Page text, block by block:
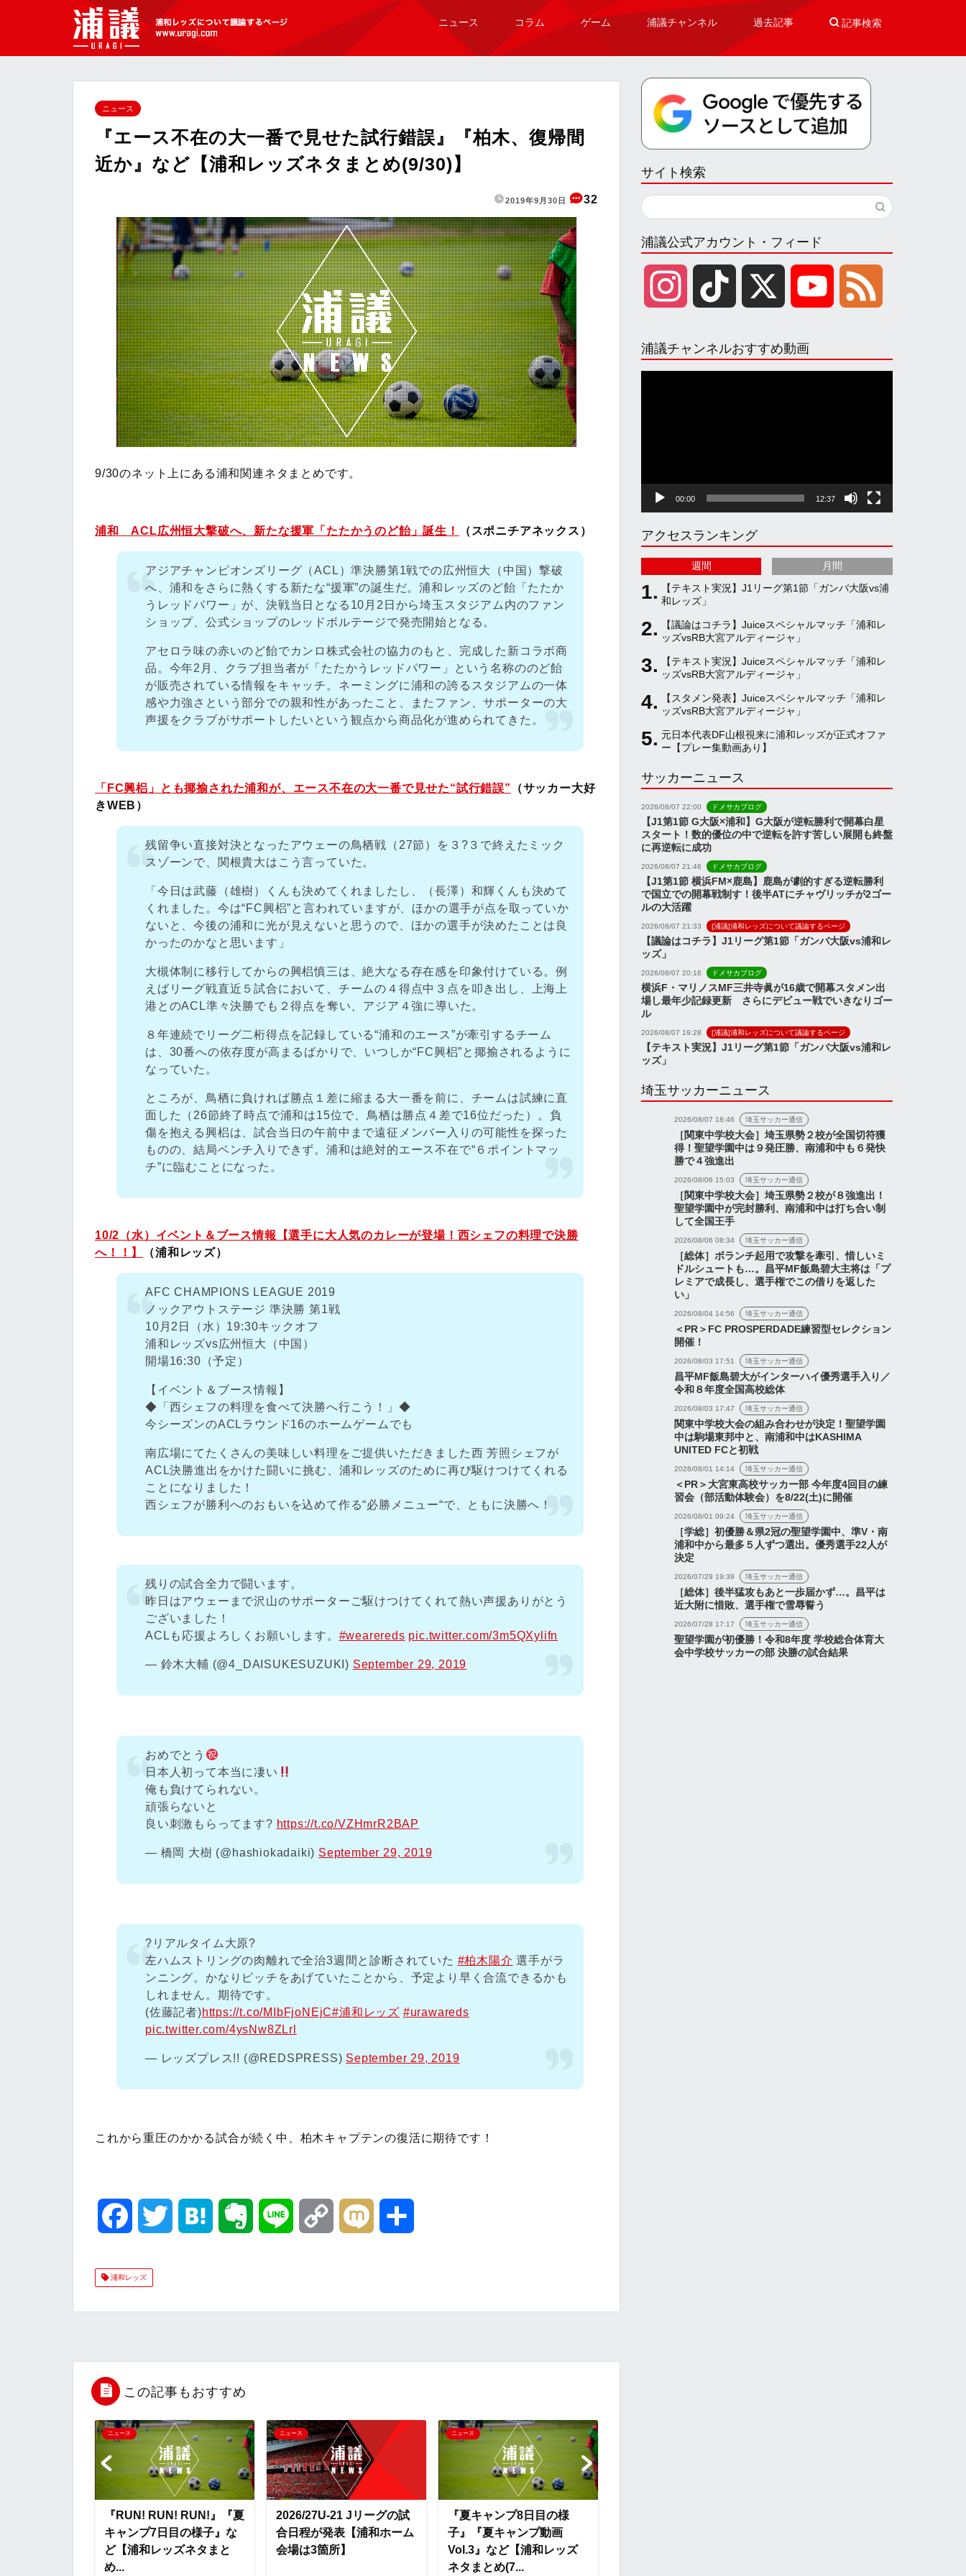
[浦議]浦和レッズについて議論するペ
ニュース コラム ゲーム 浦議チャンネル 過去記事  記事検索
ニュース
『エース不在の大一番で見せた試行錯誤』『柏木、復帰間
近か』など【浦和レッズネタまとめ(9/30)】
2019年9月30日 32
9/30のネット上にある浦和関連ネタまとめです。
浦和 ACL広州恒大撃破へ、新たな援軍「たたかうのど飴」誕生！ （スポニチアネックス）
アジアチャンピオンズリーグ（ACL）準決勝第1戦での広州恒大（中国）撃破
へ、浦和をさらに熱くする新たな“援軍”の誕生だ。浦和レッズのど飴「たたか
うレッドパワー」が、決戦当日となる10月2日から埼玉スタジアム内のファン
ショップ、公式ショップのレッドボルテージで発売開始となる。
アセロラ味の赤いのど飴でカンロ株式会社の協力のもと、完成した新コラボ商
品。今年2月、クラブ担当者が「たたかうレッドパワー」という名称ののど飴
が販売されている情報をキャッチ。ネーミングに浦和の誇るスタジアムの一体
感や力強さという部分での親和性があったこと、またファン、サポーターの大
声援をクラブがサポートしたいという観点から商品化が進められてきた。
「FC興梠」とも揶揄された浦和が、エース不在の大一番で見せた“試行錯誤”
（サッカー大好
きWEB）
残留争い直接対決となったアウェーの鳥栖戦（27節）を３?３で終えたミック
スゾーンで、関根貴大はこう言っていた。
「今日は武藤（雄樹）くんも決めてくれましたし、（長澤）和輝くんも決めて
くれました。今は“FC興梠”と言われていますが、ほかの選手が点を取っていか
ないと、今後の浦和に光が見えないと思うので、ほかの選手が決めたことは良
かったのかなと思います」
大槻体制に移行してからの興梠慎三は、絶大なる存在感を印象付けている。例
えばリーグ戦直近５試合において、チームの４得点中３点を叩き出し、上海上
港とのACL準々決勝でも２得点を奪い、アジア４強に導いた。
８年連続でリーグ二桁得点を記録している“浦和のエース”が牽引するチーム
は、30番への依存度が高まるばかりで、いつしか“FC興梠”と揶揄されるように
なっていた。
ところが、鳥栖に負ければ勝点１差に縮まる大一番を前に、チームは試練に直
面した（26節終了時点で浦和は15位で、鳥栖は勝点４差で16位だった）。負
傷を抱える興梠は、試合当日の午前中まで遠征メンバー入りの可能性を探った
ものの、結局ベンチ入りできず。浦和は絶対的エース不在で“６ポイントマッ
チ”に臨むことになった。
10/2（水）イベント＆ブース情報【選手に大人気のカレーが登場！西シェフの料理で決勝
へ！！】
（浦和レッズ）
AFC CHAMPIONS LEAGUE 2019
ノックアウトステージ 準決勝 第1戦
10月2日（水）19:30キックオフ
浦和レッズvs広州恒大（中国）
開場16:30（予定）
【イベント＆ブース情報】
◆「西シェフの料理を食べて決勝へ行こう！」◆
今シーズンのACLラウンド16のホームゲームでも
南広場にてたくさんの美味しい料理をご提供いただきました西 芳照シェフが
ACL決勝進出をかけた闘いに挑む、浦和レッズのために再び駆けつけてくれる
ことになりました！
西シェフが勝利へのおもいを込めて作る“必勝メニュー“で、ともに決勝へ！
残りの試合全力で闘います。
昨日はアウェーまで沢山のサポーターご駆けつけてくれて熱い声援ありがとう
ございました！
ACLも応援よろしくお願いします。 #wearereds pic.twitter.com/3m5QXylifn
— 鈴木大輔 (@4_DAISUKESUZUKI) September 29, 2019
おめでとう
日本人初って本当に凄い
俺も負けてられない。
頑張らないと
良い刺激もらってます? https://t.co/VZHmrR2BAP
— 橋岡 大樹 (@hashiokadaiki) September 29, 2019
?リアルタイム大原?
左ハムストリングの肉離れで全治3週間と診断されていた #柏木陽介 選手がラ
ンニング。かなりピッチをあげていたことから、予定より早く合流できるかも
しれません。期待です。
(佐藤記者)https://t.co/MIbFjoNEjC#浦和レッズ #urawareds
pic.twitter.com/4ysNw8ZLrl
— レッズプレス!! (@REDSPRESS) September 29, 2019
これから重圧のかかる試合が続く中、柏木キャプテンの復活に期待です！
c
o
o
k
e
r
a
t
e
n
k
浦和レッズ
この記事もおすすめ
ニュース
『RUN! RUN! RUN!』『夏
キャンプ7日目の様子』な
ど【浦和レッズネタまと
め...
ニュース
2026/27U-21 Jリーグの試
合日程が発表【浦和ホーム
会場は3箇所】
ニュース
『夏キャンプ8日目の様
子』『夏キャンプ動画
Vol.3』など【浦和レッズ
ネタまとめ(7...
サイト検索
浦議公式アカウント・フィード
s
g
r
a
m
k
k
u
b
e
C
h
e
浦議チャンネルおすすめ動画
00:00 12:37
アクセスランキング
週間 月間
【テキスト実況】J1リーグ第1節「ガンバ大阪vs浦
和レッズ」
【議論はコチラ】Juiceスペシャルマッチ「浦和レ
ッズvsRB大宮アルディージャ」
【テキスト実況】Juiceスペシャルマッチ「浦和レ
ッズvsRB大宮アルディージャ」
【スタメン発表】Juiceスペシャルマッチ「浦和レ
ッズvsRB大宮アルディージャ」
元日本代表DF山根視来に浦和レッズが正式オファ
ー【プレー集動画あり】
サッカーニュース
2026/08/07 22:00 ドメサカブログ
【J1第1節 G大阪×浦和】G大阪が逆転勝利で開幕白星
スタート！数的優位の中で逆転を許す苦しい展開も終盤
に再逆転に成功
2026/08/07 21:46 ドメサカブログ
【J1第1節 横浜FM×鹿島】鹿島が劇的すぎる逆転勝利
で国立での開幕戦制す！後半ATにチャヴリッチが2ゴー
ルの大活躍
2026/08/07 21:33 [浦議]浦和レッズについて議論するページ
【議論はコチラ】J1リーグ第1節「ガンバ大阪vs浦和レ
ッズ」
2026/08/07 20:16 ドメサカブログ
横浜F・マリノスMF三井寺眞が16歳で開幕スタメン出
場し最年少記録更新 さらにデビュー戦でいきなりゴー
ル
2026/08/07 19:28 [浦議]浦和レッズについて議論するページ
【テキスト実況】J1リーグ第1節「ガンバ大阪vs浦和レ
ッズ」
埼玉サッカーニュース
2026/08/07 18:46 埼玉サッカー通信
［関東中学校大会］埼玉県勢２校が全国切符獲
得！聖望学園中は９発圧勝、南浦和中も６発快
勝で４強進出
2026/08/06 15:03 埼玉サッカー通信
［関東中学校大会］埼玉県勢２校が８強進出！
聖望学園中が完封勝利、南浦和中は打ち合い制
して全国王手
2026/08/06 08:34 埼玉サッカー通信
［総体］ボランチ起用で攻撃を牽引、惜しいミ
ドルシュートも…。昌平MF飯島碧大主将は「プ
レミアで成長し、選手権でこの借りを返した
い」
2026/08/04 14:56 埼玉サッカー通信
＜PR＞FC PROSPERDADE練習型セレクション
開催！
2026/08/03 17:51 埼玉サッカー通信
昌平MF飯島碧大がインターハイ優秀選手入り／
令和８年度全国高校総体
2026/08/03 17:47 埼玉サッカー通信
関東中学校大会の組み合わせが決定！聖望学園
中は駒場東邦中と、南浦和中はKASHIMA
UNITED FCと初戦
2026/08/01 14:14 埼玉サッカー通信
＜PR＞大宮東高校サッカー部 今年度4回目の練
習会（部活動体験会）を8/22(土)に開催
2026/08/01 09:24 埼玉サッカー通信
［学総］初優勝＆県2冠の聖望学園中、準V・南
浦和中から最多５人ずつ選出。優秀選手22人が
決定
2026/07/29 19:39 埼玉サッカー通信
［総体］後半猛攻もあと一歩届かず…。昌平は
近大附に惜敗、選手権で雪辱誓う
2026/07/28 17:17 埼玉サッカー通信
聖望学園が初優勝！令和8年度 学校総合体育大
会中学校サッカーの部 決勝の試合結果